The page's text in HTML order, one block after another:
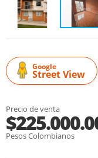
Google
Street View
Precio de venta
Pesos Colombianos